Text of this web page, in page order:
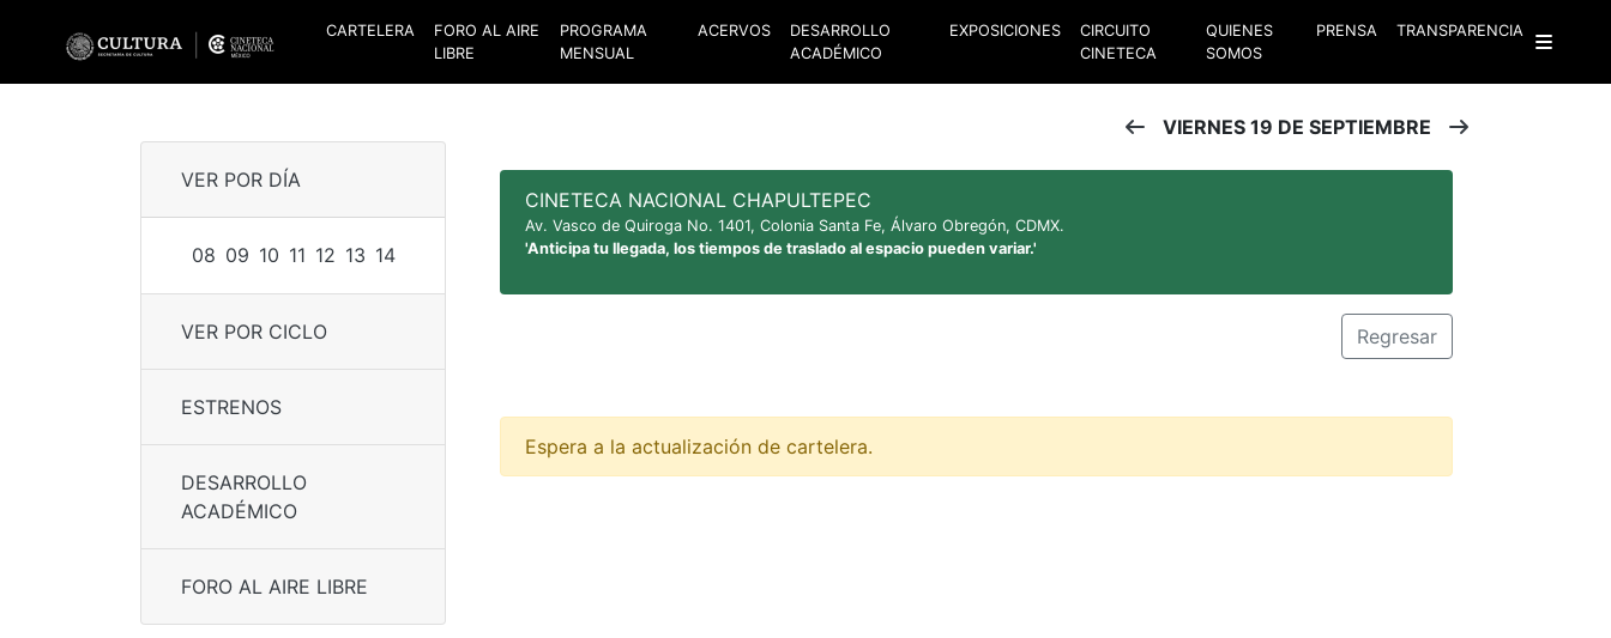
CARTELERA
FORO AL AIRE
LIBRE
PROGRAMA
MENSUAL
ACERVOS
DESARROLLO
ACADÉMICO
EXPOSICIONES
CIRCUITO
CINETECA
QUIENES
SOMOS
PRENSA TRANSPARENCIA
VIERNES 19 DE SEPTIEMBRE
VER POR DÍA
08 09 10 11 12 13 14
VER POR CICLO
ESTRENOS
DESARROLLO
ACADÉMICO
FORO AL AIRE LIBRE
CINETECA NACIONAL CHAPULTEPEC
Av. Vasco de Quiroga No. 1401, Colonia Santa Fe, Álvaro Obregón, CDMX.
'Anticipa tu llegada, los tiempos de traslado al espacio pueden variar.'
Regresar
Espera a la actualización de cartelera.